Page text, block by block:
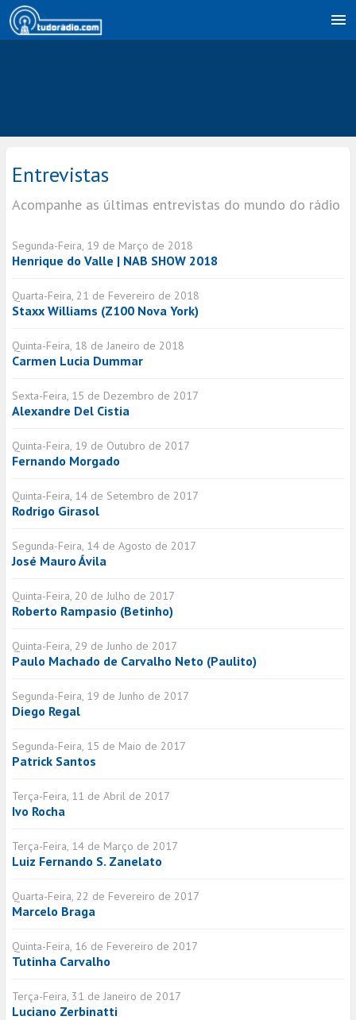
Entrevistas
Acompanhe as últimas entrevistas do mundo do rádio
Segunda-Feira, 19 de Março de 2018
Henrique do Valle | NAB SHOW 2018
Quarta-Feira, 21 de Fevereiro de 2018
Staxx Williams (Z100 Nova York)
Quinta-Feira, 18 de Janeiro de 2018
Carmen Lucia Dummar
Sexta-Feira, 15 de Dezembro de 2017
Alexandre Del Cistia
Quinta-Feira, 19 de Outubro de 2017
Fernando Morgado
Quinta-Feira, 14 de Setembro de 2017
Rodrigo Girasol
Segunda-Feira, 14 de Agosto de 2017
José Mauro Ávila
Quinta-Feira, 20 de Julho de 2017
Roberto Rampasio (Betinho)
Quinta-Feira, 29 de Junho de 2017
Paulo Machado de Carvalho Neto (Paulito)
Segunda-Feira, 19 de Junho de 2017
Diego Regal
Segunda-Feira, 15 de Maio de 2017
Patrick Santos
Terça-Feira, 11 de Abril de 2017
Ivo Rocha
Terça-Feira, 14 de Março de 2017
Luiz Fernando S. Zanelato
Quarta-Feira, 22 de Fevereiro de 2017
Marcelo Braga
Quinta-Feira, 16 de Fevereiro de 2017
Tutinha Carvalho
Terça-Feira, 31 de Janeiro de 2017
Luciano Zerbinatti